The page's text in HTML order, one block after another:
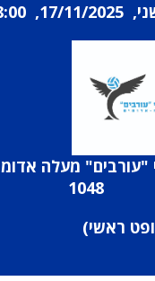
18:00
"עורבים" מעלה
1048
ראשי)